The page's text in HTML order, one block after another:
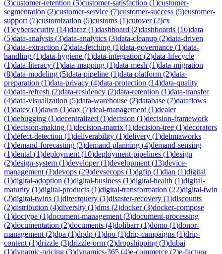
(3)customer-retention (5)customer-satisfaction (1)customer-
segmentation (2)customer-service (7)customer-success (5)customer-
support (7)customization (5)customs (1)cutover(2)cx
(1)cybersecurity (14)daraz (1)dashboard (2)dashboards (16)data
(5)data-analysis (3)data-analytics (3)data-cleanup (2)data-driven
(3)data-extraction (2)data-fetching (1)data-governance (1)data-
handling (1)data-hygiene (1)data-integration (2)data-lifecycle
(1)data-literacy (1)data-mapping (1)data-mesh (1)data-migration
(8)data-modeling (5)data-pipeline (1)data-platform (2)data-
preparation (1)data-privacy (4)data-protection (14)data-quality
(4)data-refresh (2)data-residency (2)data-retention (1)data-transfer
(4)data-visualization (5)data-warehouse (2)database (7)dataflows
(1)datev (1)dawn (1)dax (7)deal-management (1)dealer
(1)debugging (1)decentralized (1)decision (1)decision-framework
(1)decision-making (1)decision-matrix (1)decision-tree (1)decorators
(1)defect-detection (1)deliverability (1)delivery (1)delmiaworks
(1)demand-forecasting (3)demand-planning (4)demand-sensing
(1)dental (1)deployment (10)deployment-pipelines (1)design
(2)design-system (1)developer(1)development (13)device-
management (1)devops (29)devsecops (1)dgfip (1)dian (1)digital
(1)digital-adoption (1)digital-business (1)digital-health (1)digital-
maturity (1)digital-products (1)digital-transformation (22)digital-twin
(2)digital-twins (1)directquery (1)disaster-recovery (1)discounts
(2)distribution (4)diversity (1)dms (2)docker(3)docker-compose
(1)doctype (1)document-management (3)document-processing
(2)documentation (2)documents (4)dolibarr(1)domo (1)donor-
management (2)dpa (1)dpdp (1)dpo (1)drip-campaigns (1)drip-
content (1)drizzle (3)drizzle-orm (2)dropshipping (3)dubai
(1)dynamic-pricing (3)dynamics-365 (4)e-commerce (2)e-factura